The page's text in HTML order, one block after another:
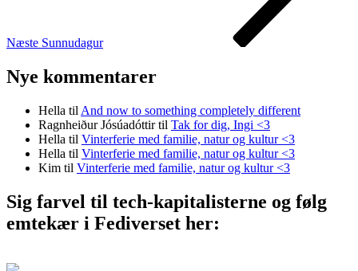
Næste Sunnudagur
Nye kommentarer
Hella til And now to something completely different
Ragnheiður Jósúadóttirtil Tak for dig, Ingi <3
Hella til Vinterferie med familie, natur og kultur <3
Hella til Vinterferie med familie, natur og kultur <3
Kim til Vinterferie med familie, natur og kultur <3
Sig farvel til tech-kapitalisterne og følg
emtekær i Fediverset her: